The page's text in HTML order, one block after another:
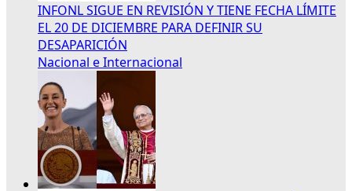
INFONL SIGUE EN REVISIÓN Y TIENE FECHA LÍMITE
EL 20 DE DICIEMBRE PARA DEFINIR SU
DESAPARICIÓN
Nacional e Internacional